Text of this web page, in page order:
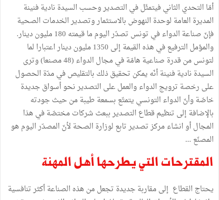
أمّا التحدي الثاني فيتمثّل في التصدير وحسب السيدة نادية فنينة
المديرة العامة لوحدة النهوض بالاستثمار وتصدير الخدمات الصحية
فإنّ صناعة الدواء في تونس تصدّر اليوم ما قيمته 180 مليون دينار.
والمؤمل الترفيع في هذه القيمة إلى 1350 مليون دينار اعتبارا لما
لتونس من قدرة صناعية هامّة في مجال الدواء (48 مصنعا) وترى
السيدة نادية فنينة أنّه يمكن تحقيق ذلك بالتقليص في مدّة الحصول
على رخصة ترويج الدواء والعمل على التصدير نحو أسواق جديدة
خاصّة وأنّ الدواء التونسي يتمتّع بسمعة طيبة من حيث جودته
بالإضافة إلى تنظيم قطاع التصدير ببعث شركات مختصّة في هذا
المجال أو انشاء مركز تصدير تابع لوزارة الصحة لأنّ المصدّر اليوم هو
المصنّع ...
المقترحات التي يطرحها أهل المهنة
يحتاج القطاع إلى مقاربة جديدة تجعل من هذه الصناعة أكثر تنافسية